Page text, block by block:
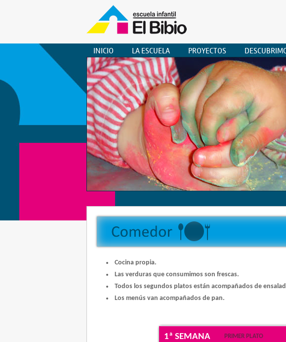
INICIO LA ESCUELA PROYECTOS
Cocina propia.
Las verduras que consumimos son frescas.
Todos los segundos platos están acompañados de
Los menús van acompañados de pan.
1ª SEMANA PRIMER PLATO